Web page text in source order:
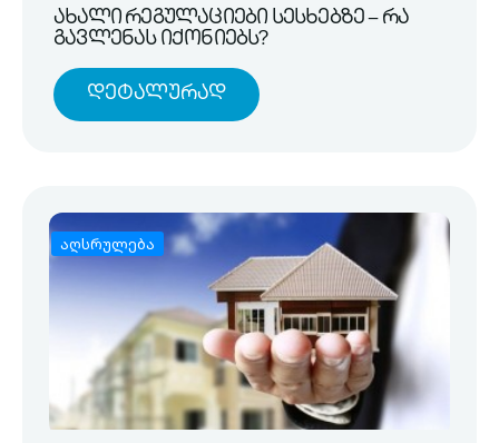
ახალი რეგულაციები სესხებზე – რა
გავლენას იქონიებს?
Დეტალურად
აღსრულება